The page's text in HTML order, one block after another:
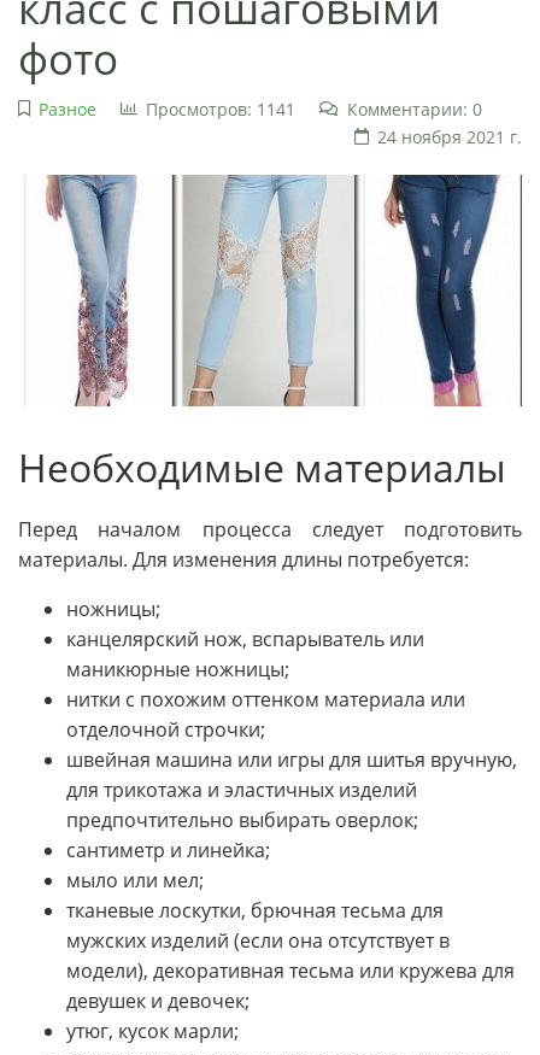
фото
Разное Просмотров: 1141
Комментарии: 0
24 ноября 2021 г.
Необходимые материалы
Перед началом процесса следует подготовить
материалы. Для изменения длины потребуется:
ножницы;
канцелярский нож, вспарыватель или
маникюрные ножницы;
нитки с похожим оттенком материала или
отделочной строчки;
швейная машина или игры для шитья вручную,
для трикотажа и эластичных изделий
предпочтительно выбирать оверлок;
сантиметр и линейка;
мыло или мел;
тканевые лоскутки, брючная тесьма для
мужских изделий (если она отсутствует в
модели), декоративная тесьма или кружева для
девушек и девочек;
утюг, кусок марли;